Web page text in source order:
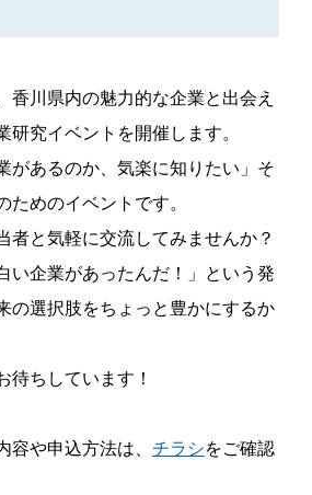
香川県内の魅力的な企業と出会え
研究イベントを開催します。
があるのか、気楽に知りたい」そ
ためのイベントです。
者と気軽に交流してみませんか？
い企業があったんだ！」という発
の選択肢をちょっと豊かにするか
待ちしています！
や申込方法は、 チラシをご確認